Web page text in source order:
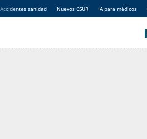
Accidentes sanidad Nuevos CSUR IA para médicos